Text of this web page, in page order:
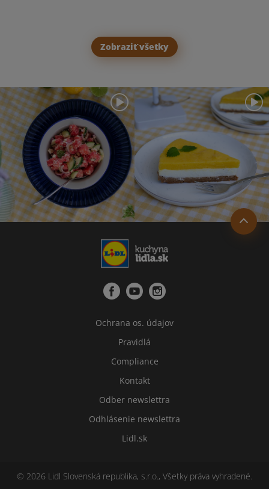
Zobraziť všetky
Ochrana os. údajov
Pravidlá
Compliance
Kontakt
Odber newslettra
Odhlásenie newslettra
Lidl.sk
© 2026 Lidl Slovenská republika, s.r.o., Všetky práva vyhradené.